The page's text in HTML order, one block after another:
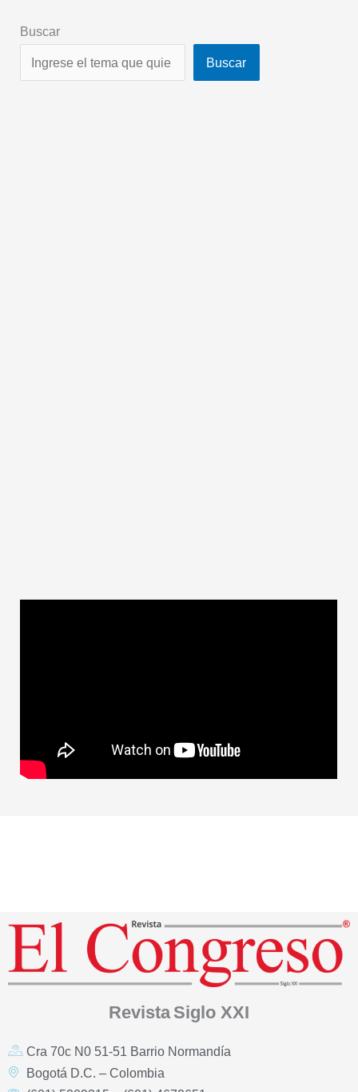
Buscar
Buscar
Revista Siglo XXI
Cra 70c N0 51-51 Barrio Normandía
Bogotá D.C. – Colombia